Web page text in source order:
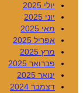
יולי 2025
יוני 2025
מאי 2025
אפריל 2025
מרץ 2025
פברואר 2025
ינואר 2025
דצמבר 2024